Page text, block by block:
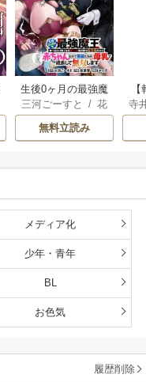
生後0ヶ月の最強魔
王 食べるだけ強
くなるチート能力
持ち転生者だけど
雄たちの母乳で成
三河ごーすと /花
房雪/ マップ
無料立読み
解
寺
メディア化
少年・青年
BL
お色気
履歴削除